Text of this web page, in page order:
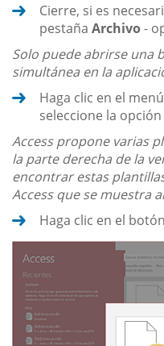
Cierre, si es
pestaña Archivo-
Solo puede abrirse una
simultánea en la
Haga clic en el menú
seleccione la opción
Access propone varias
la parte derecha de la
encontrar estas
Access que se muestra
Haga clic en el botón